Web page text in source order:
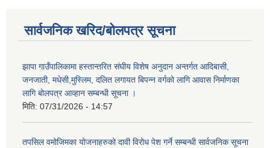
सार्वजनिक खरिद/बोलपत्र सूचना
झापा गाउँपालिकामा हस्तान्तरित संघीय विशेष अनुदान अन्तर्गत आदिबासी,
जनजाती, मधेसी,मुस्लिम, दलित लगायत बिपन्न वर्गको लागि आवास निर्माणका
लागि बोलपत्र आव्हान सम्बन्धी सूचना ।
मिति: 07/31/2026 - 14:57
तपसिल वमोजिमका योजनाहरुको दावी विरोध पेश गर्ने सम्बन्धी सार्वजनिक सूचना